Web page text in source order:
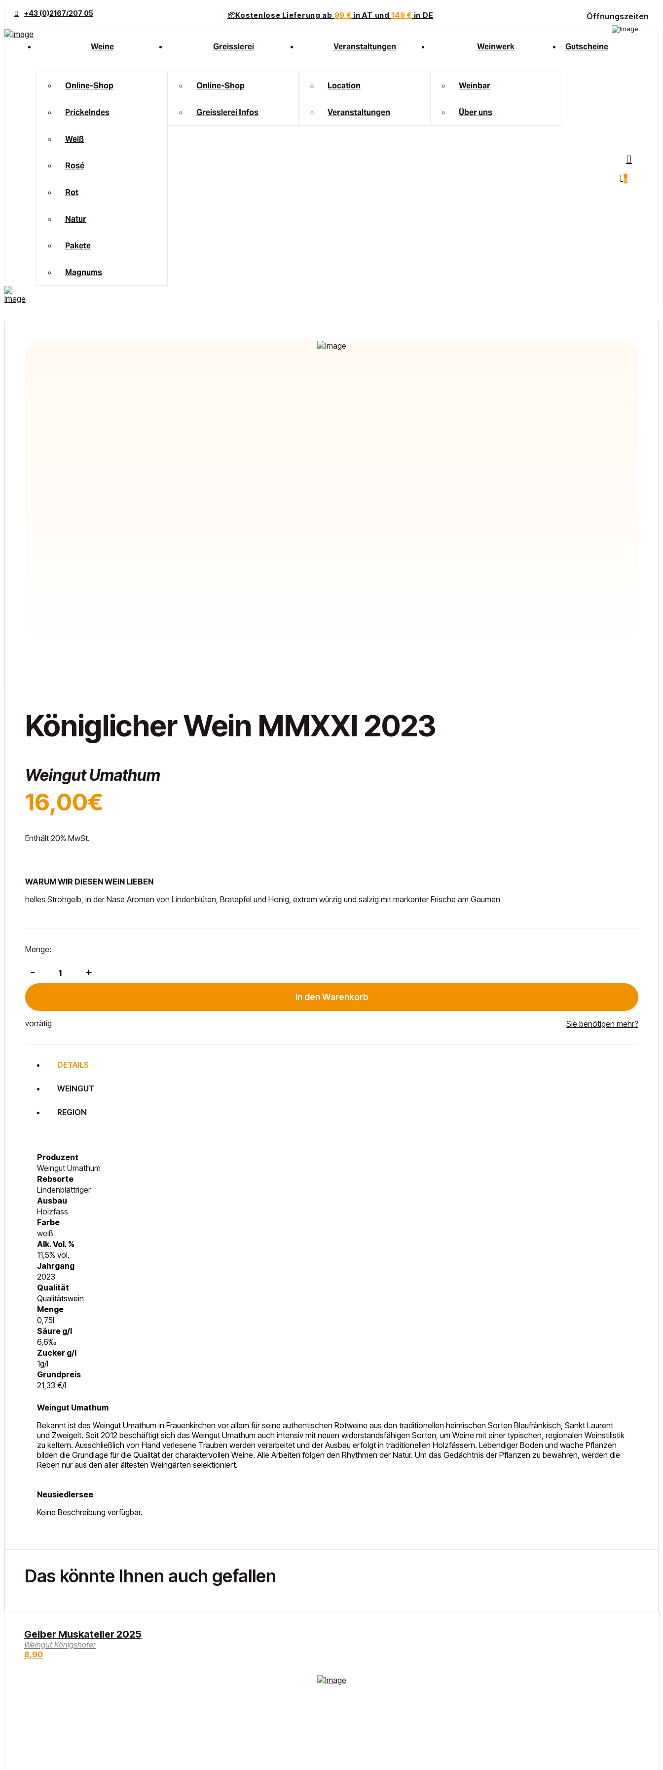
+43 (0)2167/207 05 📦Kostenlose Lieferung ab 99 € in AT und149 € in DE Öffnungszeiten
Weine
Online-Shop
Prickelndes
Weiß
Rosé
Rot
Natur
Pakete
Magnums
Greisslerei
Online-Shop
Greisslerei Infos
Veranstaltungen
Location
Veranstaltungen
Weinwerk
Weinbar
Über uns
Gutscheine
0
Königlicher Wein MMXXI 2023
Weingut Umathum
16,00€
Enthält 20% MwSt.
WARUM WIR DIESEN WEIN LIEBEN
helles Strohgelb, in der Nase Aromen von Lindenblüten, Bratapfel und Honig, extrem würzig und salzig mit markanter Frische am Gaumen
Menge:
-
MMXXI
+
In den Warenkorb
vorrätig Sie benötigen mehr?
DETAILS
WEINGUT
REGION
Produzent
Weingut Umathum
Rebsorte
Lindenblättriger
Ausbau
Holzfass
Farbe
weiß
Alk. Vol. %
11,5% vol.
Jahrgang
2023
Qualität
Qualitätswein
Menge
0,75l
Säure g/l
6,6‰
Zucker g/l
1g/l
Grundpreis
21,33 €/l
Weingut Umathum
Bekannt ist das Weingut Umathum in Frauenkirchen vor allem für seine authentischen Rotweine aus den traditionellen heimischen Sorten Blaufränkisch, Sankt Laurent
und Zweigelt. Seit 2012 beschäftigt sich das Weingut Umathum auch intensiv mit neuen widerstandsfähigen Sorten, um Weine mit einer typischen, regionalen Weinstilistik
zu keltern. Ausschließlich von Hand verlesene Trauben werden verarbeitet und der Ausbau erfolgt in traditionellen Holzfässern. Lebendiger Boden und wache Pflanzen
bilden die Grundlage für die Qualität der charaktervollen Weine. Alle Arbeiten folgen den Rhythmen der Natur. Um das Gedächtnis der Pflanzen zu bewahren, werden die
Reben nur aus den aller ältesten Weingärten selektioniert.
Neusiedlersee
Keine Beschreibung verfügbar.
Das könnte Ihnen auch gefallen
Gelber Muskateller 2025
Weingut Königshofer
8,90